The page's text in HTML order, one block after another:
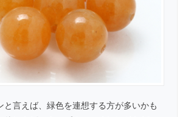
と言えば、緑色を連想する方が多いかも